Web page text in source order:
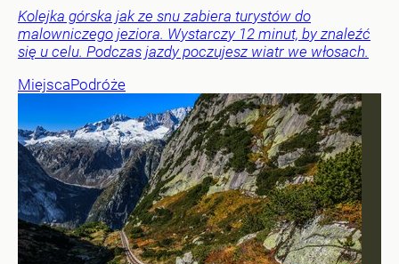
Kolejka górska jak ze snu zabiera turystów do
malowniczego jeziora. Wystarczy 12 minut, by znaleźć
się u celu. Podczas jazdy poczujesz wiatr we włosach.
MiejscaPodróże